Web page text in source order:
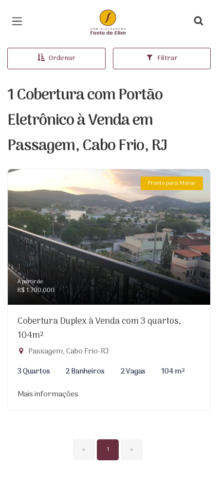
Página inicial
Ordenar Filtrar
1 Cobertura com Portão
Eletrônico à Venda em
Passagem, Cabo Frio, RJ
Pronto para Morar
A partir de:
R$ 1.700.000
Cobertura Duplex à Venda com 3 quartos,
104m²
Passagem, Cabo Frio-RJ
3 Quartos
2 Banheiros 2 Vagas
104 m²
Mais informações
‹ 1 ›